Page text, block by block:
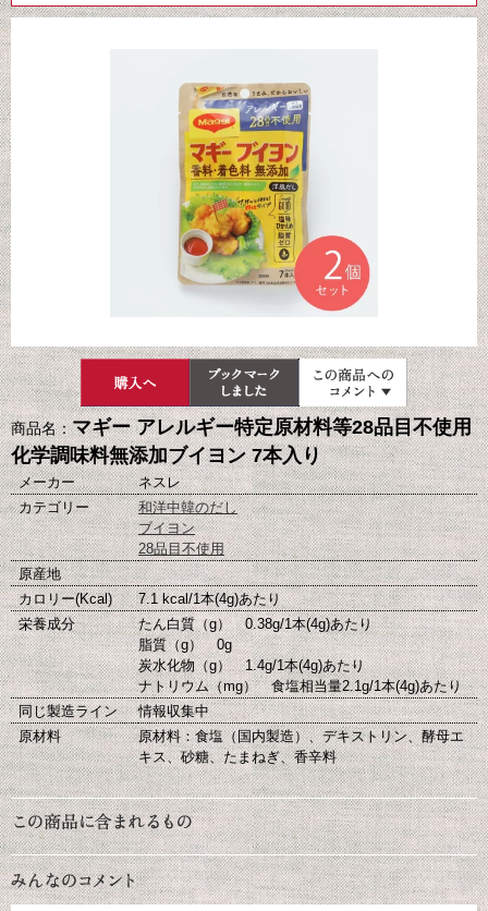
商品名：マギー アレルギー特定原材料等28品目不使用
化学調味料無添加ブイヨン 7本入り
メーカー
ネスレ
カテゴリー
和洋中韓のだし
ブイヨン
28品目不使用
原産地
カロリー(Kcal)
7.1 kcal/1本(4g)あたり
栄養成分
たん白質（g） 0.38g/1本(4g)あたり
脂質（g） 0g
炭水化物（g） 1.4g/1本(4g)あたり
ナトリウム（mg） 食塩相当量2.1g/1本(4g)あたり
同じ製造ライン
情報収集中
原材料
原材料：食塩（国内製造）、デキストリン、酵母エ
キス、砂糖、たまねぎ、香辛料